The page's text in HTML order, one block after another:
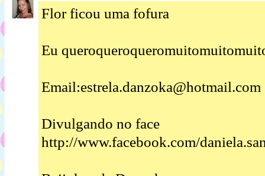
Flor ficou uma fofura
Eu
Email:estrela.danzoka@hotmail.com
Divulgando no face
http://www.facebook.com/